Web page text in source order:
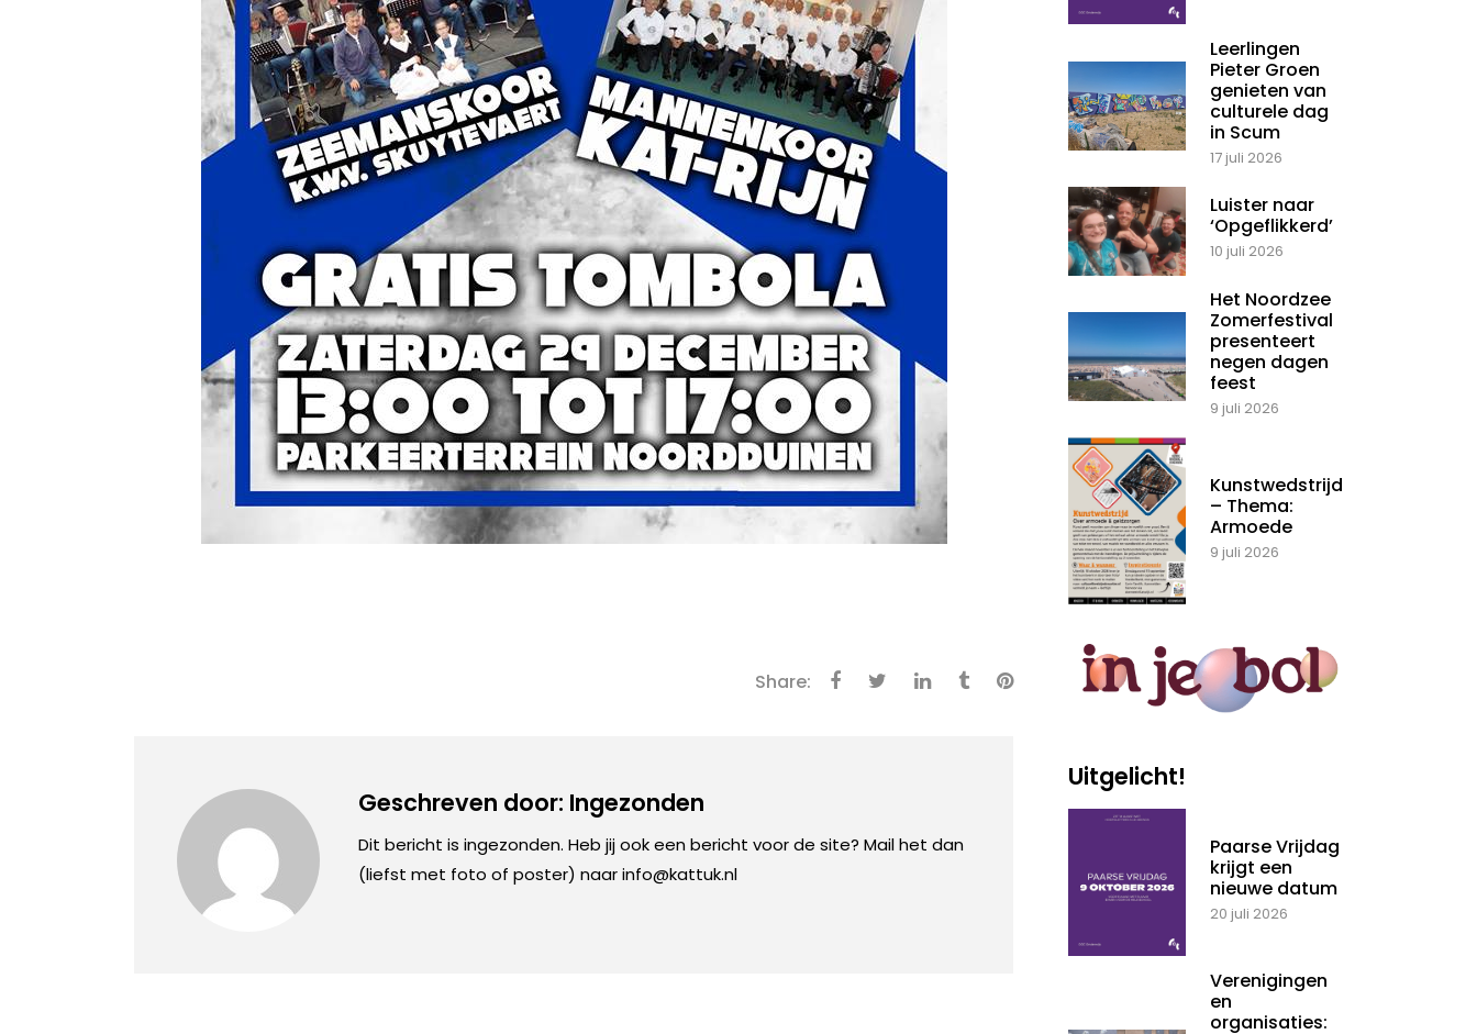
Share:
Geschreven door: Ingezonden
Dit bericht is ingezonden. Heb jij ook een bericht voor de site? Mail het dan
(liefst met foto of poster) naar info@kattuk.nl
Leerlingen
Pieter Groen
genieten van
culturele dag
in Scum
17 juli 2026
Luister naar
‘Opgeflikkerd’
10 juli 2026
Het Noordzee
Zomerfestival
presenteert
negen dagen
feest
9 juli 2026
Kunstwedstrijd
– Thema:
Armoede
9 juli 2026
Uitgelicht!
Paarse Vrijdag
krijgt een
nieuwe datum
20 juli 2026
Verenigingen
en
organisaties: